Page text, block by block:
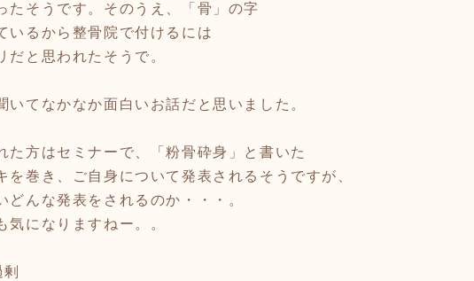
たそうです。そのうえ、「骨」の字
いるから整骨院で付けるには
だと思われたそうで。
いてなかなか面白いお話だと思いました。
た方はセミナーで、「粉骨砕身」と書いた
を巻き、ご自身について発表されるそうですが、
どんな発表をされるのか・・・。
気になりますねー。。